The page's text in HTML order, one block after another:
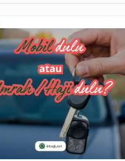
WAJIB?
DI DUNIA!
MEMBAYAR ZAKAT UANG?
MENJADI HALAL JIKA SEBAB
BERUBAH
ISTIDLAL SYAR’I